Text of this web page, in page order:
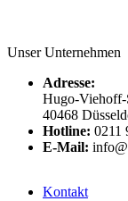
Unser Unternehmen
Adresse:
Hugo-Viehoff-
40468
Hotline: 0211
E-Mail:
Kontakt